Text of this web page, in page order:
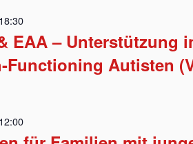
18:30
EAA –
Functioning Autisten
12:00